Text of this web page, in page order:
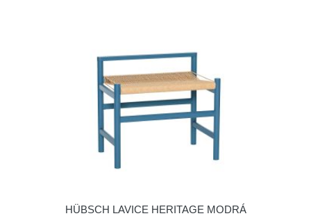
HÜBSCH LAVICE HERITAGE MODRÁ